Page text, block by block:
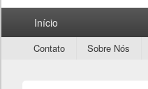
PrincipalInício
Secondary
Contato Sobre Nós